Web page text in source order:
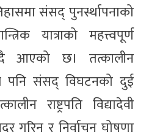
संसद् पुनर्स्थापनाको
यात्राको महत्त्वपूर्ण
आएको छ। तत्कालीन
पनि संसद् विघटनको दुई
राष्ट्रपति विद्यादेवी